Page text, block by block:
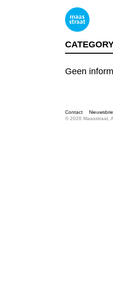
Geen
Contact
© 2026 Maasstraat,